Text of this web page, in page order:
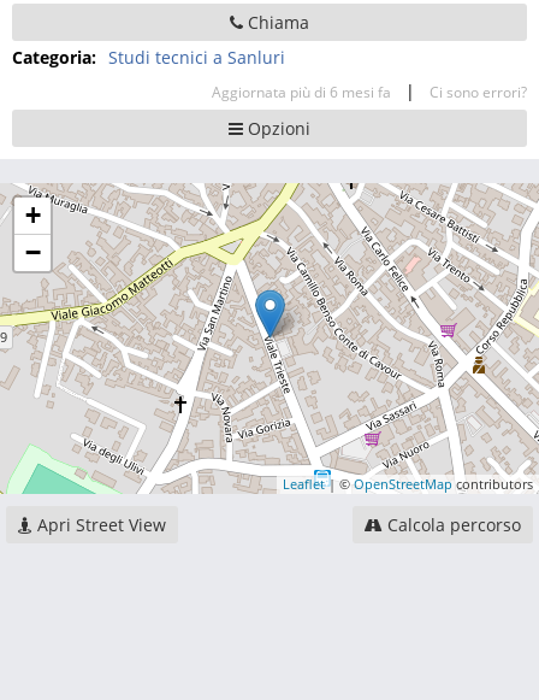
Chiama
Categoria: Studi tecnici a Sanluri
Aggiornata più di 6 mesi fa | Ci sono errori?
Opzioni
+
−
Leaflet| ©OpenStreetMap contributors
Apri Street View Calcola percorso